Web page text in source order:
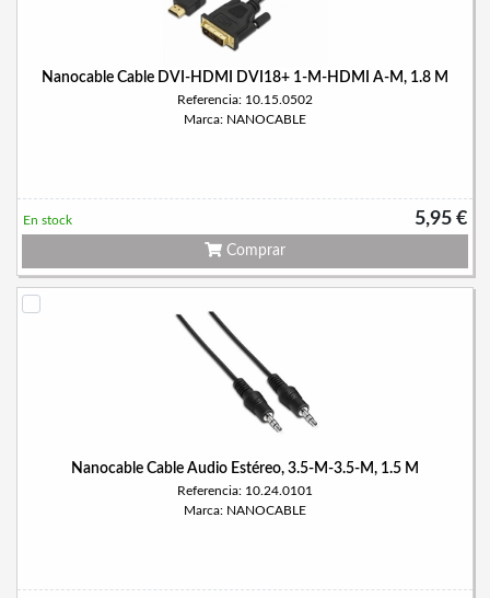
Nanocable Cable DVI-HDMI DVI18+ 1-M-HDMI A-M, 1.8 M
Referencia: 10.15.0502
Marca: NANOCABLE
5,95 €
En stock
Comprar
Nanocable Cable Audio Estéreo, 3.5-M-3.5-M, 1.5 M
Referencia: 10.24.0101
Marca: NANOCABLE